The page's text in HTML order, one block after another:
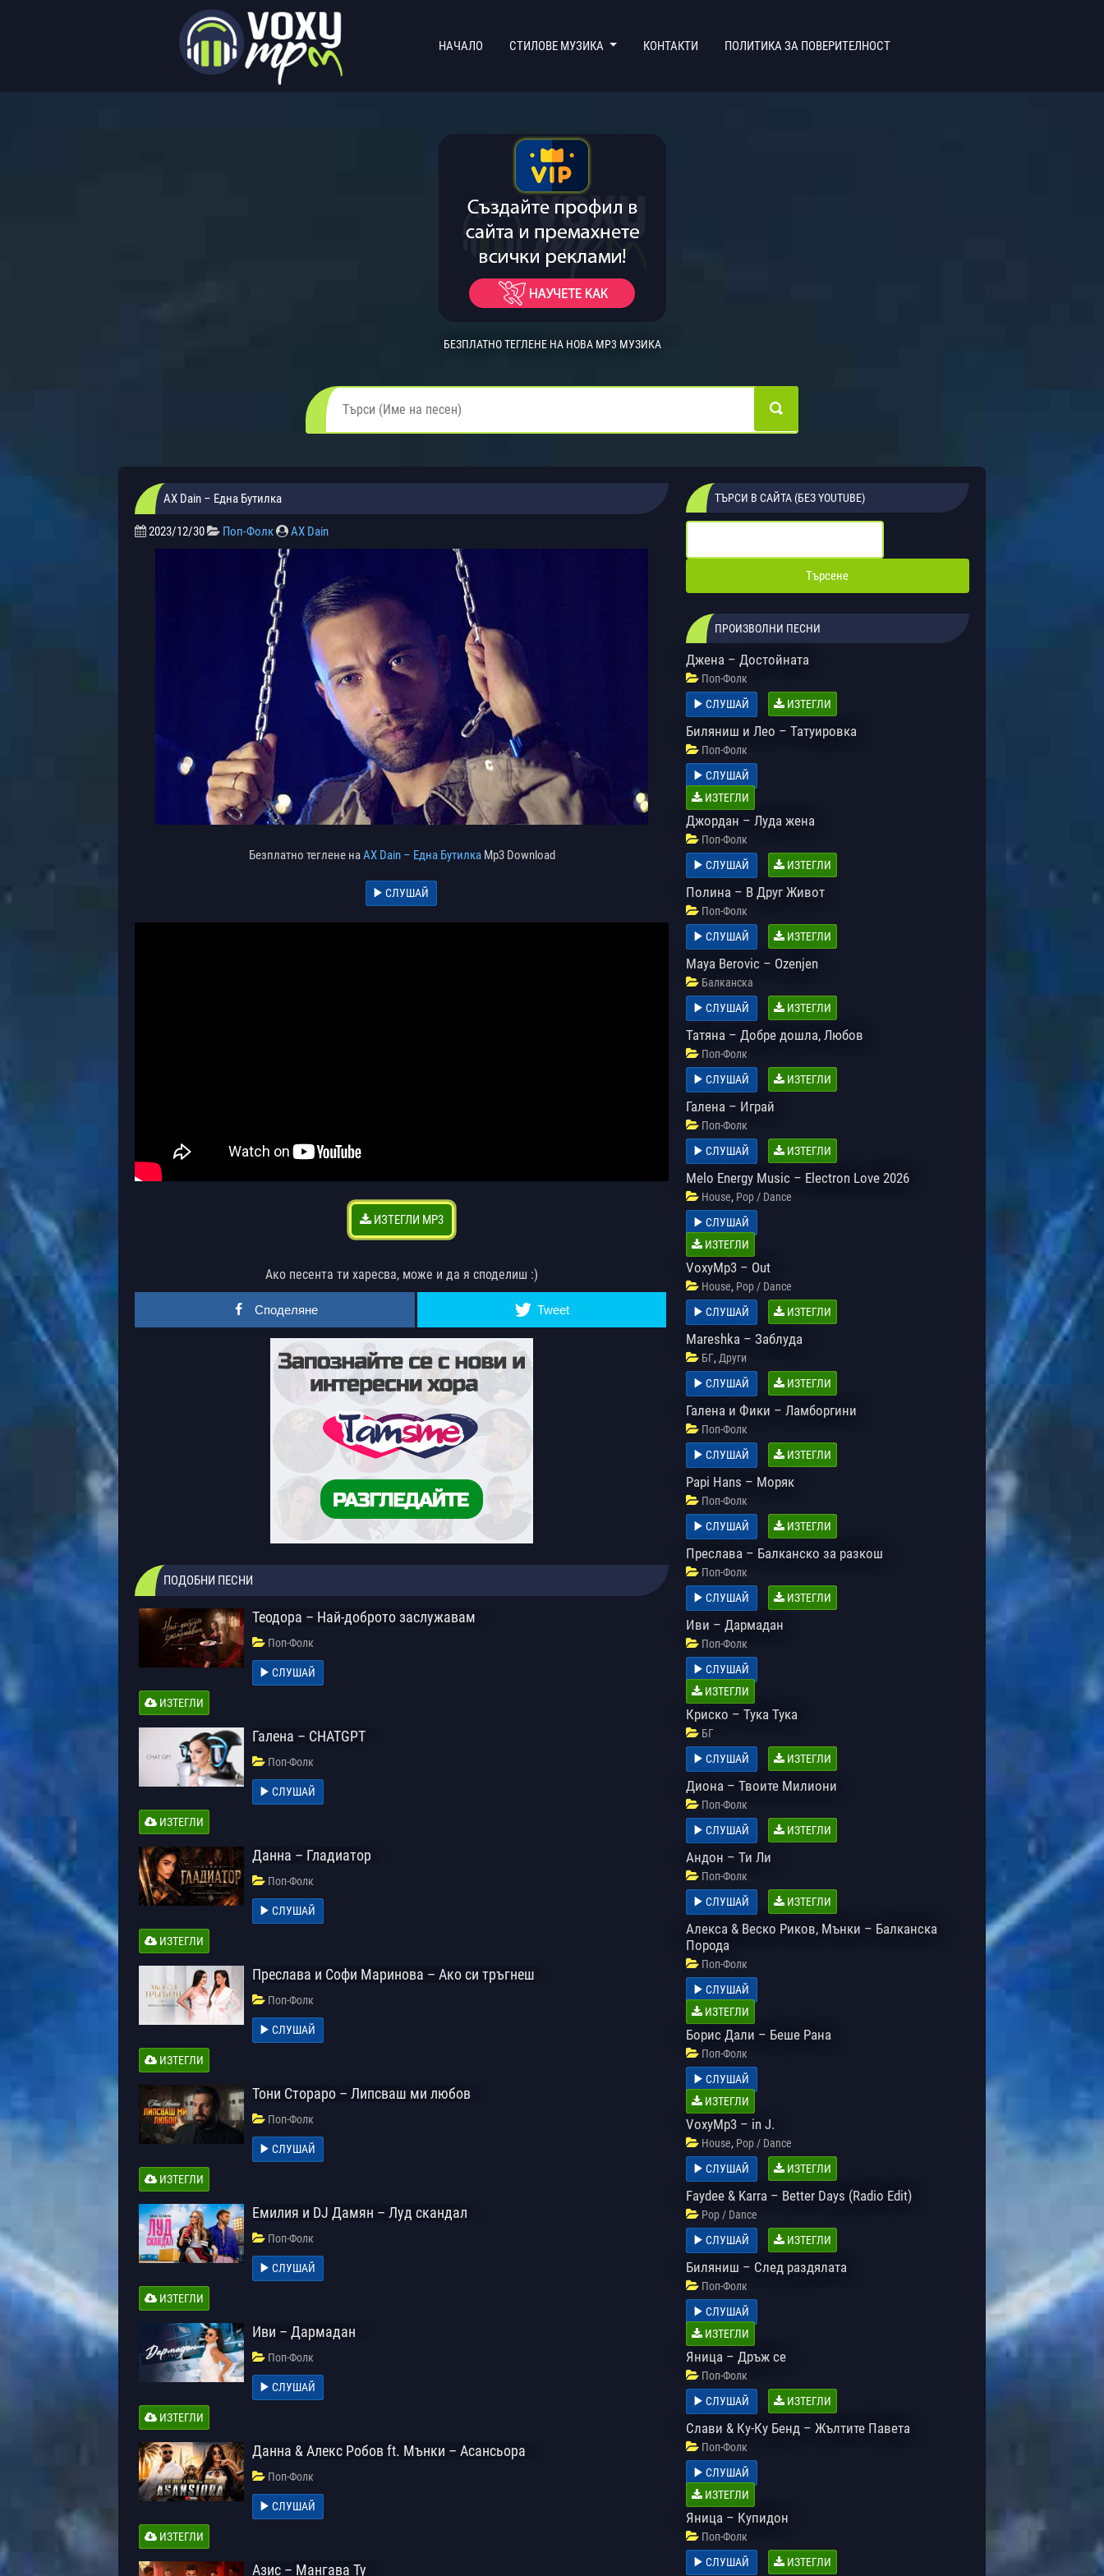
НАЧАЛО (CURRENT)
СТИЛОВЕ МУЗИКА КОНТАКТИ ПОЛИТИКА ЗА ПОВЕРИТЕЛНОСТ
БЕЗПЛАТНО ТЕГЛЕНЕ НА НОВА MP3 МУЗИКА
AX Dain – Една Бутилка
2023/12/30 Поп-Фолк AX Dain
Безплатно теглене наAX Dain – Една БутилкаMp3 Download
СЛУШАЙ
ИЗТЕГЛИ MP3
Ако песента ти харесва, може и да я споделиш :)
Споделяне Tweet
ПОДОБНИ ПЕСНИ
Теодора – Най-доброто заслужавам
Поп-Фолк
СЛУШАЙ
ИЗТЕГЛИ
Галена – CHATGPT
Поп-Фолк
СЛУШАЙ
ИЗТЕГЛИ
Данна – Гладиатор
Поп-Фолк
СЛУШАЙ
ИЗТЕГЛИ
Преслава и Софи Маринова – Ако си тръгнеш
Поп-Фолк
СЛУШАЙ
ИЗТЕГЛИ
Тони Стораро – Липсваш ми любов
Поп-Фолк
СЛУШАЙ
ИЗТЕГЛИ
Емилия и DJ Дамян – Луд скандал
Поп-Фолк
СЛУШАЙ
ИЗТЕГЛИ
Иви – Дармадан
Поп-Фолк
СЛУШАЙ
ИЗТЕГЛИ
Данна & Алекс Робов ft. Мънки – Асансьора
Поп-Фолк
СЛУШАЙ
ИЗТЕГЛИ
Азис – Мангава Ту
ТЪРСИ В САЙТА (БЕЗ YOUTUBE)
ПРОИЗВОЛНИ ПЕСНИ
Джена – Достойната
Поп-Фолк
СЛУШАЙ
ИЗТЕГЛИ
Биляниш и Лео – Татуировка
Поп-Фолк
СЛУШАЙ
ИЗТЕГЛИ
Джордан – Луда жена
Поп-Фолк
СЛУШАЙ
ИЗТЕГЛИ
Полина – В Друг Живот
Поп-Фолк
СЛУШАЙ
ИЗТЕГЛИ
Maya Berovic – Ozenjen
Балканска
СЛУШАЙ
ИЗТЕГЛИ
Татяна – Добре дошла, Любов
Поп-Фолк
СЛУШАЙ
ИЗТЕГЛИ
Галена – Играй
Поп-Фолк
СЛУШАЙ
ИЗТЕГЛИ
Melo Energy Music – Electron Love 2026
House, Pop / Dance
СЛУШАЙ
ИЗТЕГЛИ
VoxyMp3 – Out
House, Pop / Dance
СЛУШАЙ
ИЗТЕГЛИ
Mareshka – Заблуда
БГ, Други
СЛУШАЙ
ИЗТЕГЛИ
Галена и Фики – Ламборгини
Поп-Фолк
СЛУШАЙ
ИЗТЕГЛИ
Papi Hans – Моряк
Поп-Фолк
СЛУШАЙ
ИЗТЕГЛИ
Преслава – Балканско за разкош
Поп-Фолк
СЛУШАЙ
ИЗТЕГЛИ
Иви – Дармадан
Поп-Фолк
СЛУШАЙ
ИЗТЕГЛИ
Криско – Тука Тука
БГ
СЛУШАЙ
ИЗТЕГЛИ
Диона – Твоите Милиони
Поп-Фолк
СЛУШАЙ
ИЗТЕГЛИ
Андон – Ти Ли
Поп-Фолк
СЛУШАЙ
ИЗТЕГЛИ
Алекса & Веско Риков, Мънки – Балканска
Порода
Поп-Фолк
СЛУШАЙ
ИЗТЕГЛИ
Борис Дали – Беше Рана
Поп-Фолк
СЛУШАЙ
ИЗТЕГЛИ
VoxyMp3 – in J.
House, Pop / Dance
СЛУШАЙ
ИЗТЕГЛИ
Faydee & Karra – Better Days (Radio Edit)
Pop / Dance
СЛУШАЙ
ИЗТЕГЛИ
Биляниш – След раздялата
Поп-Фолк
СЛУШАЙ
ИЗТЕГЛИ
Яница – Дръж се
Поп-Фолк
СЛУШАЙ
ИЗТЕГЛИ
Слави & Ку-Ку Бенд – Жълтите Павета
Поп-Фолк
СЛУШАЙ
ИЗТЕГЛИ
Яница – Купидон
Поп-Фолк
СЛУШАЙ
ИЗТЕГЛИ